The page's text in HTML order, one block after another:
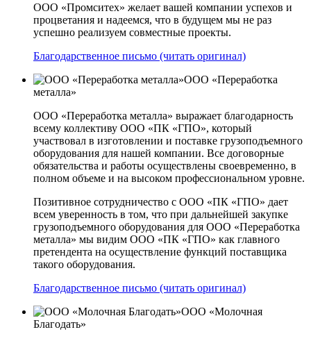
ООО «Промситех» желает вашей компании успехов и
процветания и надеемся, что в будущем мы не раз
успешно реализуем совместные проекты.
Благодарственное письмо (читать оригинал)
ООО «Переработка
металла»
ООО «Переработка металла» выражает благодарность
всему коллективу ООО «ПК «ГПО», который
участвовал в изготовлении и поставке грузоподъемного
оборудования для нашей компании. Все договорные
обязательства и работы осуществлены своевременно, в
полном объеме и на высоком профессиональном уровне.
Позитивное сотрудничество с ООО «ПК «ГПО» дает
всем уверенность в том, что при дальнейшей закупке
грузоподъемного оборудования для ООО «Переработка
металла» мы видим ООО «ПК «ГПО» как главного
претендента на осуществление функций поставщика
такого оборудования.
Благодарственное письмо (читать оригинал)
ООО «Молочная
Благодать»